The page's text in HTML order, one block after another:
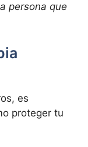
persona que
es
proteger tu